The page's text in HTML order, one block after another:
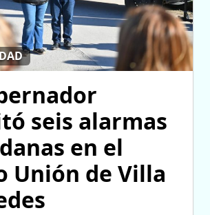
seis alarmas
en el
Unión de Villa